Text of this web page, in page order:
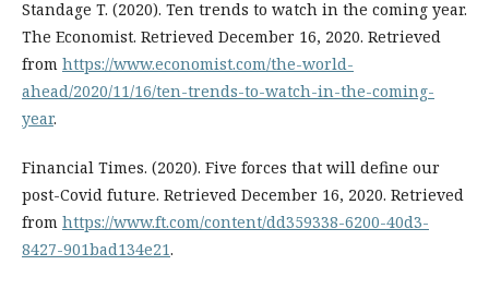
Standage T. (2020). Ten trends to watch in the coming year.
The Economist. Retrieved December 16, 2020. Retrieved
from https://www.economist.com/the-world-
ahead/2020/11/16/ten-trends-to-watch-in-the-coming-
year.
Financial Times. (2020). Five forces that will define our
post-Covid future. Retrieved December 16, 2020. Retrieved
from https://www.ft.com/content/dd359338-6200-40d3-
8427-901bad134e21.